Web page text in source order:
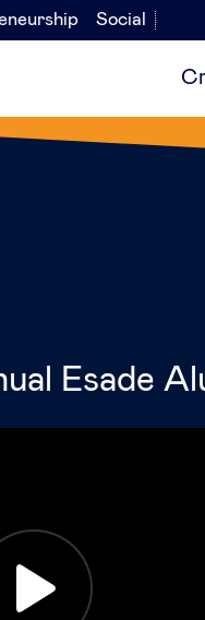
Social
Esade